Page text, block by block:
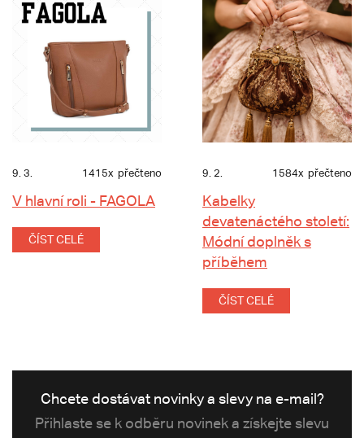
9. 3. 1415x přečteno
V hlavní roli - FAGOLA
ČÍST CELÉ
9. 2. 1584x přečteno
Kabelky
devatenáctého století:
Módní doplněk s
příběhem
ČÍST CELÉ
Chcete dostávat novinky a slevy na e-mail?
Přihlaste se k odběru novinek a získejte slevu